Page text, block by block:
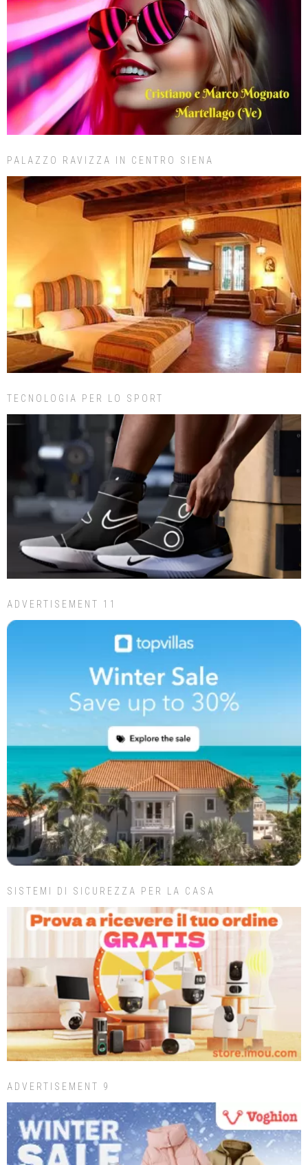
PALAZZO RAVIZZA IN CENTRO SIENA
TECNOLOGIA PER LO SPORT
ADVERTISEMENT 11
SISTEMI DI SICUREZZA PER LA CASA
ADVERTISEMENT 9